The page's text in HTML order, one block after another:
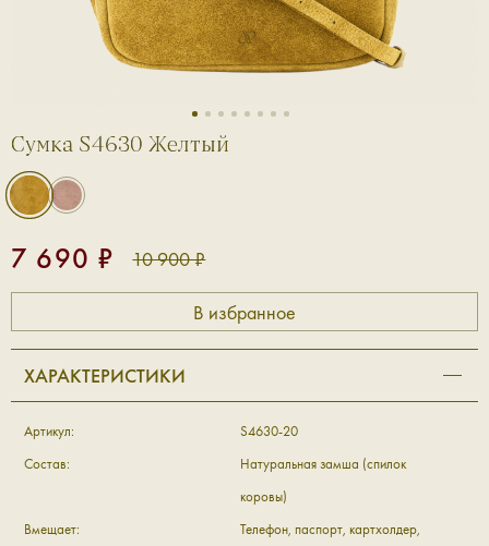
1 2 3 4 5 6 7 8
Сумка S4630 Желтый
7 690 ₽ 10 900 ₽
ХАРАКТЕРИСТИКИ
Артикул:
S4630-20
Состав:
Натуральная замша (спилок
коровы)
Вмещает:
Телефон, паспорт, картхолдер,